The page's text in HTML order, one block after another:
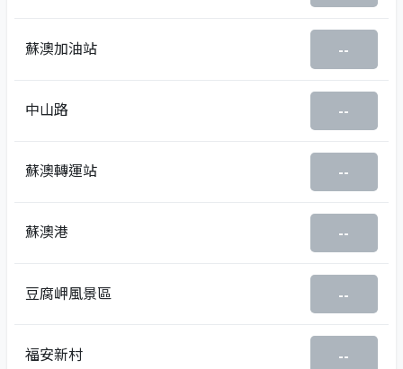
蘇澳加油站 --
中山路 --
蘇澳轉運站 --
蘇澳港 --
豆腐岬風景區 --
福安新村 --